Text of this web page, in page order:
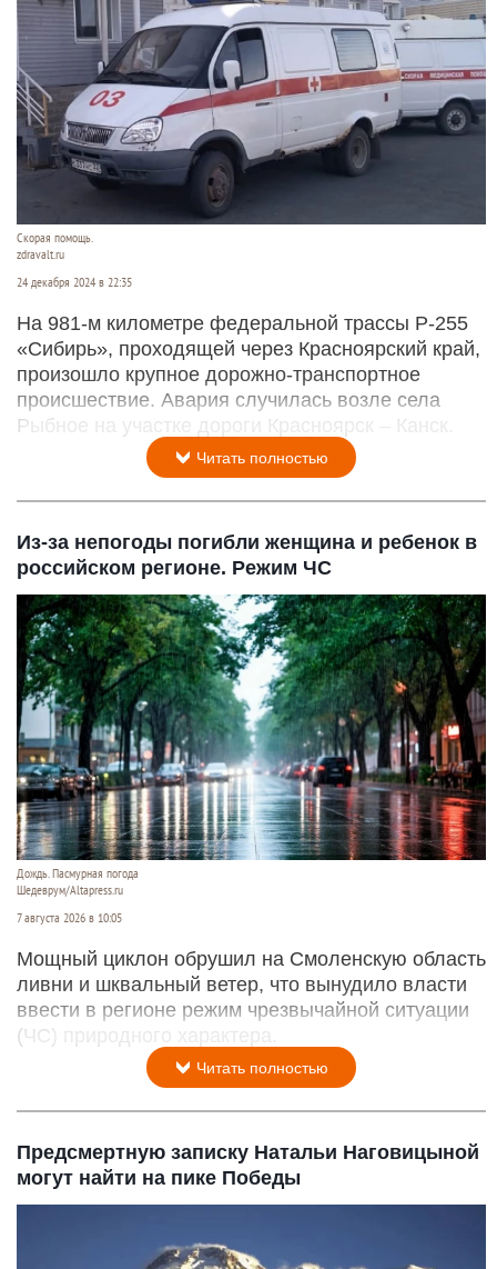
Скорая помощь.
zdravalt.ru
24 декабря 2024 в 22:35
На 981-м километре федеральной трассы Р-255
«Сибирь», проходящей через Красноярский край,
произошло крупное дорожно-транспортное
происшествие. Авария случилась возле села
Рыбное на участке дороги Красноярск – Канск.
Читать полностью
Из-за непогоды погибли женщина и ребенок в
российском регионе. Режим ЧС
Дождь. Пасмурная погода
Шедеврум/Altapress.ru
7 августа 2026 в 10:05
Мощный циклон обрушил на Смоленскую область
ливни и шквальный ветер, что вынудило власти
ввести в регионе режим чрезвычайной ситуации
(ЧС) природного характера.
Читать полностью
Предсмертную записку Натальи Наговицыной
могут найти на пике Победы